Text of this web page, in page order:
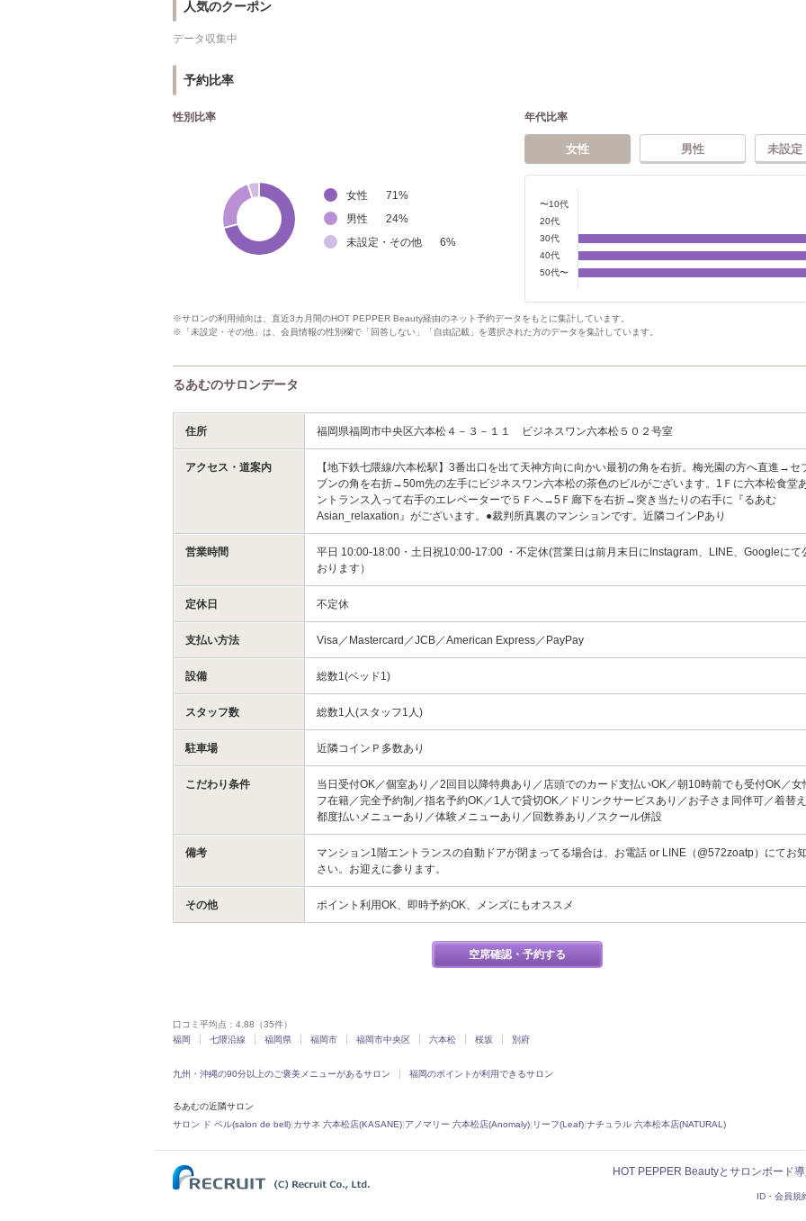
人気のクーポン
データ収集中
予約比率
性別比率
女性 71 %
男性
24%
未設定・その他
6%
年代比率
女性 男性 未設定
〜10代
20代
30代
40代
50代〜
※サロンの利用傾向は、直近3カ月間のHOT PEPPER Beauty経由のネット予約データをもとに集計しています。
※「未設定・その他」は、会員情報の性別欄で「回答しない」「自由記載」を選択された方のデータを集計しています。
るあむのサロンデータ
住所 福岡県福岡市中央区六本松４－３－１１ ビジネスワン六本松５０２号室
アクセス・道案内
【地下鉄七隈線/六本松駅】3番出口を出て天神方向に向かい最初の角を右折。梅光園の方へ直進→セ
ブンの角を右折→50m先の左手にビジネスワン六本松の茶色のビルがございます。1Ｆに六本松食堂
ントランス入って右手のエレベーターで５Ｆへ→5Ｆ廊下を右折→突き当たりの右手に『るあむ
Asian_relaxation』がございます。●裁判所真裏のマンションです。近隣コインPあり
営業時間
平日 10:00-18:00・土日祝10:00-17:00 ・不定休(営業日は前月末日にInstagram、LINE、Googleにて
おります）
定休日 不定休
支払い方法 Visa／Mastercard／JCB／American Express／PayPay
設備 総数1(ベッド1)
スタッフ数 総数1人(スタッフ1人)
駐車場 近隣コインＰ多数あり
こだわり条件
当日受付OK／個室あり／2回目以降特典あり／店頭でのカード支払いOK／朝10時前でも受付OK／女
フ在籍／完全予約制／指名予約OK／1人で貸切OK／ドリンクサービスあり／お子さま同伴可／着替
都度払いメニューあり／体験メニューあり／回数券あり／スクール併設
備考
マンション1階エントランスの自動ドアが閉まってる場合は、お電話 or LINE（@572zoatp）にてお
さい。お迎えに参ります。
その他 ポイント利用OK、即時予約OK、メンズにもオススメ
空席確認・予約する
口コミ平均点： 4.88 （35件）
福岡 七隈沿線 福岡県 福岡市 福岡市中央区 六本松 桜坂 別府
九州・沖縄の90分以上のご褒美メニューがあるサロン 福岡のポイントが利用できるサロン
るあむの近隣サロン
サロン ド ベル(salon de bell)|カサネ 六本松店(KASANE)|アノマリー 六本松店(Anomaly)| リーフ(Leaf)|ナチュラル 六本松本店(NATURAL)
HOT PEPPER Beautyとサロンボード
ID・会員規